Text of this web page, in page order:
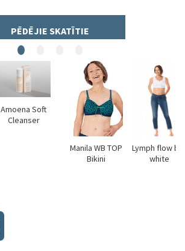
PĒDĒJIE SKATĪTIE
Amoena Soft
Cleanser
Manila WB TOP
Bikini
Lymph flow
white